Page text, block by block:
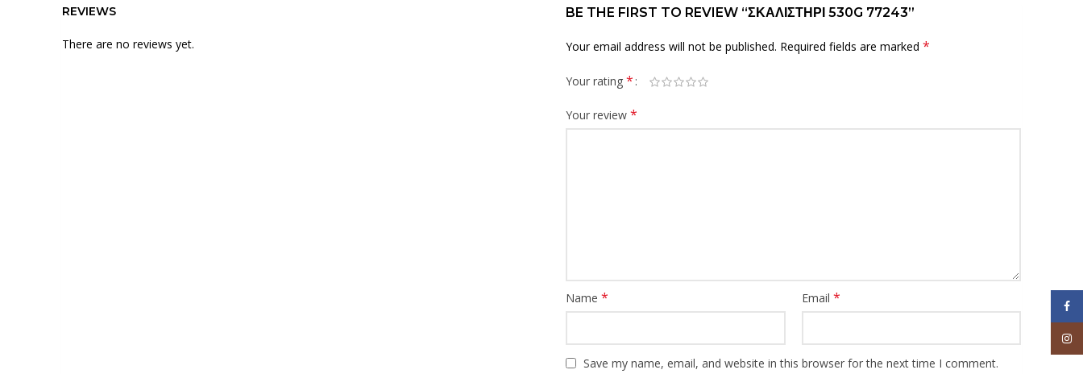
REVIEWS
There are no reviews yet.
BE THE FIRST TO REVIEW “ΣΚΑΛΙΣΤΗΡΙ 530G 77243”
Your email address will not be published. Required fields are marked *
Your rating *
Your review *
Name * Email *
Save my name, email, and website in this browser for the next time I comment.